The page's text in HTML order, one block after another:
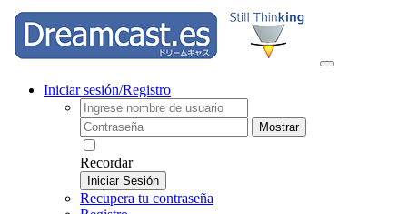
Iniciar sesión/Registro
Mostrar
Recordar
Iniciar Sesión
Recupera tu contraseña